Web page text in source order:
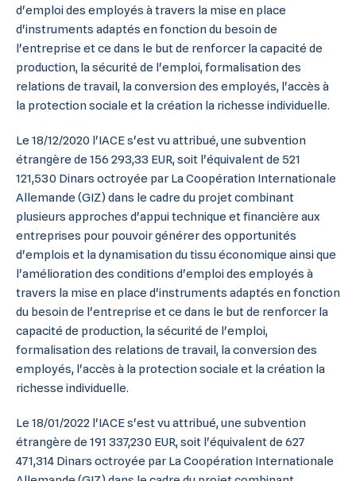
d'emploi des employés à travers la mise en place
d'instruments adaptés en fonction du besoin de
l'entreprise et ce dans le but de renforcer la capacité de
production, la sécurité de l'emploi, formalisation des
relations de travail, la conversion des employés, l'accès à
la protection sociale et la création la richesse individuelle.
Le 18/12/2020 l'IACE s'est vu attribué, une subvention
étrangère de 156 293,33 EUR, soit l'équivalent de 521
121,530 Dinars octroyée par La Coopération Internationale
Allemande (GIZ) dans le cadre du projet combinant
plusieurs approches d'appui technique et financière aux
entreprises pour pouvoir générer des opportunités
d'emplois et la dynamisation du tissu économique ainsi que
l'amélioration des conditions d'emploi des employés à
travers la mise en place d'instruments adaptés en fonction
du besoin de l'entreprise et ce dans le but de renforcer la
capacité de production, la sécurité de l'emploi,
formalisation des relations de travail, la conversion des
employés, l'accès à la protection sociale et la création la
richesse individuelle.
Le 18/01/2022 l'IACE s'est vu attribué, une subvention
étrangère de 191 337,230 EUR, soit l'équivalent de 627
471,314 Dinars octroyée par La Coopération Internationale